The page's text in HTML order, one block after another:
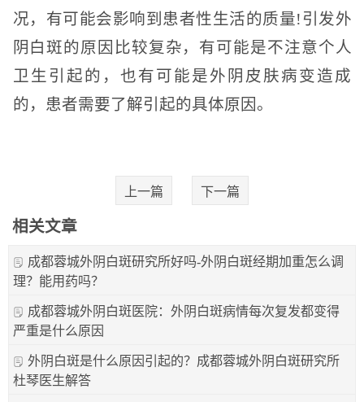
况，有可能会影响到患者性生活的质量!引发外
阴白斑的原因比较复杂，有可能是不注意个人
卫生引起的，也有可能是外阴皮肤病变造成
的，患者需要了解引起的具体原因。
上一篇 下一篇
相关文章
成都蓉城外阴白斑研究所好吗-外阴白斑经期加重怎么调
理？能用药吗？
成都蓉城外阴白斑医院：外阴白斑病情每次复发都变得
严重是什么原因
外阴白斑是什么原因引起的？成都蓉城外阴白斑研究所
杜琴医生解答